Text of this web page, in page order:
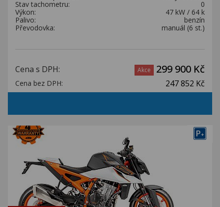
Stav tachometru:
0
Výkon:
47 kW / 64 k
Palivo:
benzín
Převodovka:
manuál (6 st.)
Cena s DPH: Akce 299 900 Kč
Cena bez DPH: 247 852 Kč
P+